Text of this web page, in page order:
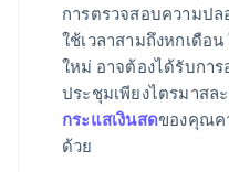
การตรวจสอบความป
ใช้เวลาสามถึงหกเดือ
ใหม่ อาจต้องได้รับกา
ประชุมเพียงไตรมาสล
กระแสเงินสดของคุณค
ด้วย